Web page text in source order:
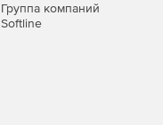
Группа компаний
Softline